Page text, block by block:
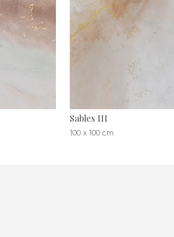
Sables III
100 x 100 cm